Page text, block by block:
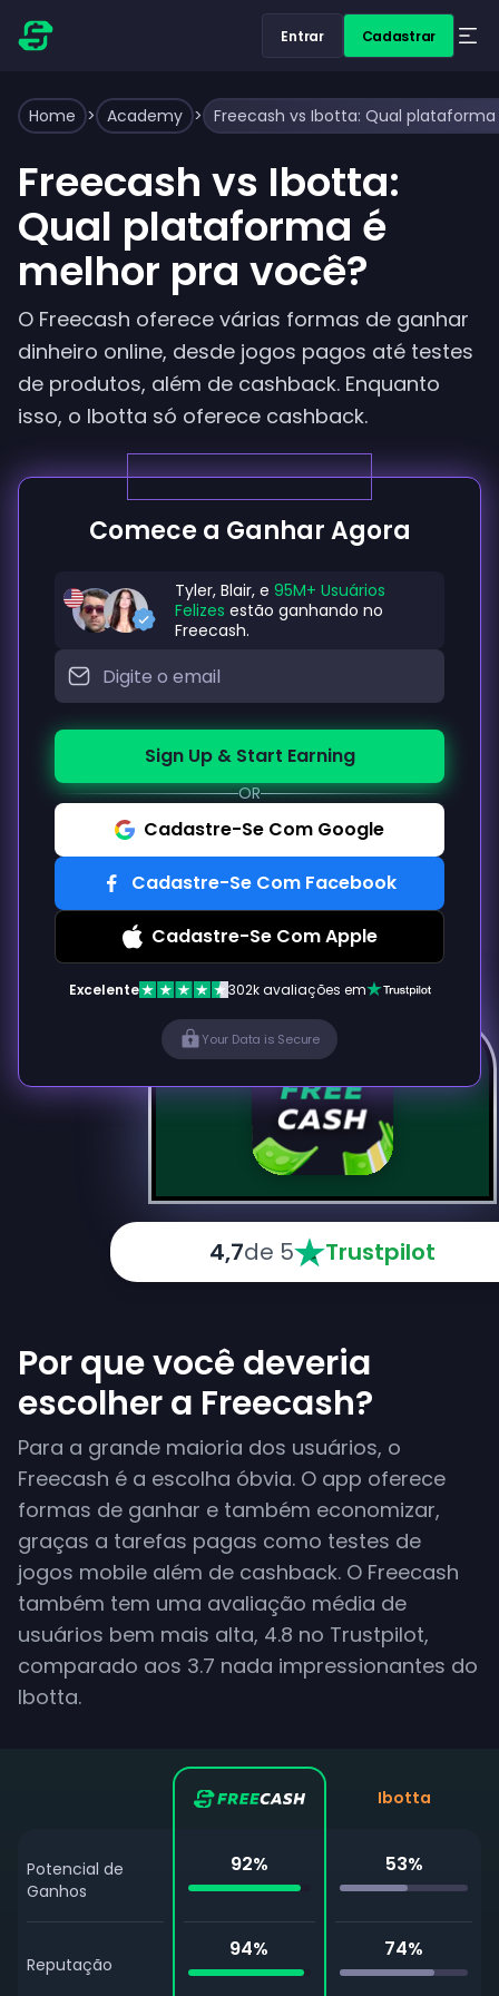
Entrar Cadastrar
Home > Academy > Freecash vs Ibotta: Qual
4,7de 5 Trustpilot
Comece a Ganhar Agora
Tyler, Blair, e 95M+ Usuários
Felizes estão ganhando no
Freecash.
Sign Up & Start Earning
OR
Cadastre-Se Com Google
Cadastre-Se Com Facebook
Cadastre-Se Com Apple
Excelente 302k avaliações em
Your Data is Secure
Freecash vs Ibotta:
Qual plataforma é
melhor pra você?
O Freecash oferece várias formas de ganhar
dinheiro online, desde jogos pagos até testes
de produtos, além de cashback. Enquanto
isso, o Ibotta só oferece cashback.
Por que você deveria
escolher a Freecash?
Para a grande maioria dos usuários, o
Freecash é a escolha óbvia. O app oferece
formas de ganhar e também economizar,
graças a tarefas pagas como testes de
jogos mobile além de cashback. O Freecash
também tem uma avaliação média de
usuários bem mais alta, 4.8 no Trustpilot,
comparado aos 3.7 nada impressionantes do
Ibotta.
Potencial de
Ganhos
Reputação
92%
94%
Ibotta
53%
74%